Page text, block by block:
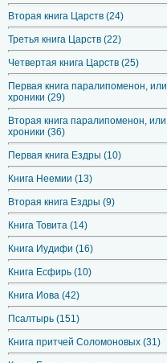
Вторая книга Царств (24)
Третья книга Царств (22)
Четвертая книга Царств (25)
Первая книга паралипоменон, или
хроники (29)
Вторая книга паралипоменон, или
хроники (36)
Первая книга Ездры (10)
Книга Неемии (13)
Вторая книга Ездры (9)
Книга Товита (14)
Книга Иудифи (16)
Книга Есфирь (10)
Книга Иова (42)
Псалтырь (151)
Книга притчей Соломоновых (31)